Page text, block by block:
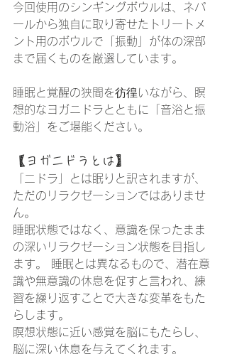
今回使用のシンギングボウルは、ネパ
ールから独自に取り寄せたトリートメ
ント用のボウルで「振動」が体の深部
まで届くものを厳選しています。
睡眠と覚醒の狭間を彷徨いながら、瞑
想的なヨガニドラとともに「音浴と振
動浴」をご堪能ください。
【ヨガ二ドラとは】
「二ドラ」とは眠りと訳されますが、
ただのリラクゼーションではありませ
ん。
睡眠状態ではなく、意識を保ったまま
の深いリラクゼーション状態を目指し
ます。 睡眠とは異なるもので、潜在意
識や無意識の休息を促すと言われ、練
習を繰り返すことで大きな変革をもた
らします。
瞑想状態に近い感覚を脳にもたらし、
脳に深い休息を与えてくれます。